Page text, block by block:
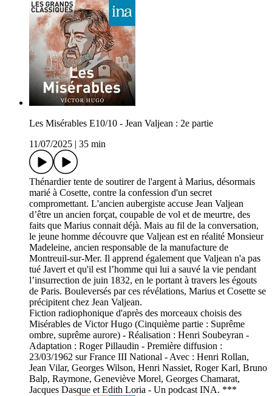
Les Misérables E10/10 - Jean Valjean : 2e partie
11/07/2025
35 min
Thénardier tente de soutirer de l'argent à Marius, désormais
marié à Cosette, contre la confession d'un secret
compromettant. L'ancien aubergiste accuse Jean Valjean
d’être un ancien forçat, coupable de vol et de meurtre, des
faits que Marius connait déjà. Mais au fil de la conversation,
le jeune homme découvre que Valjean est en réalité Monsieur
Madeleine, ancien responsable de la manufacture de
Montreuil-sur-Mer. Il apprend également que Valjean n'a pas
tué Javert et qu'il est l’homme qui lui a sauvé la vie pendant
l’insurrection de juin 1832, en le portant à travers les égouts
de Paris. Bouleversés par ces révélations, Marius et Cosette se
précipitent chez Jean Valjean.
Fiction radiophonique d'après des morceaux choisis des
Misérables de Victor Hugo (Cinquième partie : Suprême
ombre, suprême aurore) - Réalisation : Henri Soubeyran -
Adaptation : Roger Pillaudin - Première diffusion :
23/03/1962 sur France III National - Avec : Henri Rollan,
Jean Vilar, Georges Wilson, Henri Nassiet, Roger Karl, Bruno
Balp, Raymone, Geneviève Morel, Georges Chamarat,
Jacques Dasque et Edith Loria - Un podcast INA. ***